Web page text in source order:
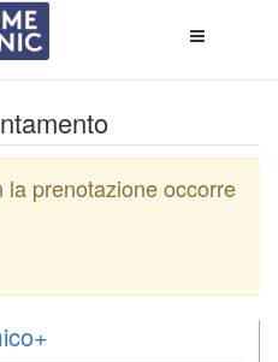
di
la prenotazione occorre